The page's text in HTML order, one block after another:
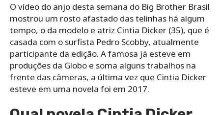
O vídeo do anjo desta semana do Big Brother Brasil
mostrou um rosto afastado das telinhas há algum
tempo, o da modelo e atriz Cintia Dicker (35), que é
casada com o surfista Pedro Scobby, atualmente
participante da edição. A famosa já esteve em
produções da Globo e soma alguns trabalhos na
frente das câmeras, a última vez que Cintia Dicker
esteve em uma novela foi em 2017.